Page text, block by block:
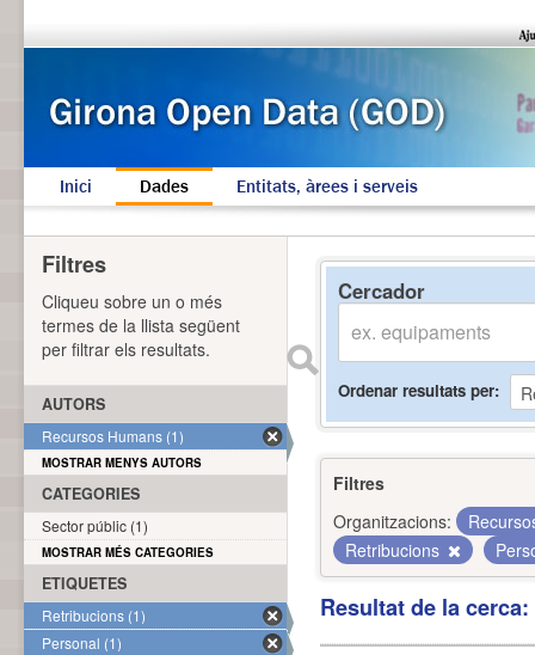
Inici Dades Entitats, àrees i serveis
Cercador
Ordenar resultats per
Filtres
Organitzacions:
Retribucions
Resultat de la
Filtres
Cliqueu sobre un o més
termes de la llista següent
per filtrar els resultats.
AUTORS
Recursos Humans (1)
MOSTRAR MENYS AUTORS
CATEGORIES
Sector públic (1)
MOSTRAR MÉS CATEGORIES
ETIQUETES
Retribucions (1)
Personal (1)